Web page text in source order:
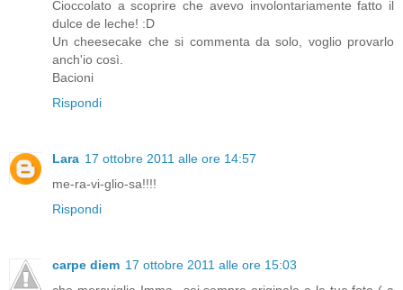
Cioccolato a scoprire che avevo involontariamente fatto il
dulce de leche! :D
Un cheesecake che si commenta da solo, voglio provarlo
anch'io così.
Bacioni
Rispondi
Lara 17 ottobre 2011 alle ore 14:57
me-ra-vi-glio-sa!!!!
Rispondi
carpe diem 17 ottobre 2011 alle ore 15:03